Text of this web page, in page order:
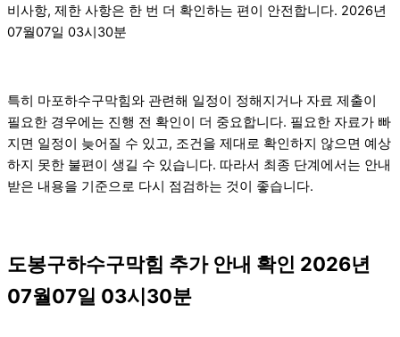
비사항, 제한 사항은 한 번 더 확인하는 편이 안전합니다. 2026년
07월07일 03시30분
특히 마포하수구막힘와 관련해 일정이 정해지거나 자료 제출이
필요한 경우에는 진행 전 확인이 더 중요합니다. 필요한 자료가 빠
지면 일정이 늦어질 수 있고, 조건을 제대로 확인하지 않으면 예상
하지 못한 불편이 생길 수 있습니다. 따라서 최종 단계에서는 안내
받은 내용을 기준으로 다시 점검하는 것이 좋습니다.
도봉구하수구막힘 추가 안내 확인 2026년
07월07일 03시30분